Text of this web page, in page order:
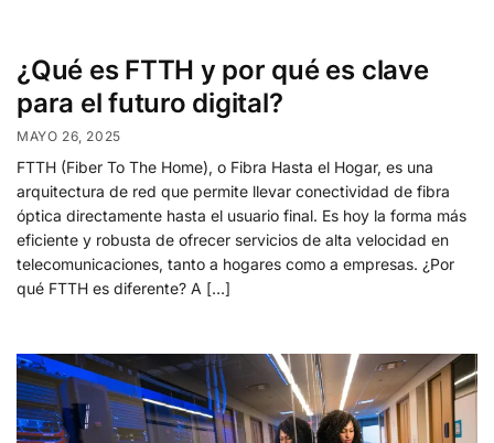
¿Qué es FTTH y por qué es clave
para el futuro digital?
MAYO 26, 2025
FTTH (Fiber To The Home), o Fibra Hasta el Hogar, es una
arquitectura de red que permite llevar conectividad de fibra
óptica directamente hasta el usuario final. Es hoy la forma más
eficiente y robusta de ofrecer servicios de alta velocidad en
telecomunicaciones, tanto a hogares como a empresas. ¿Por
qué FTTH es diferente? A […]